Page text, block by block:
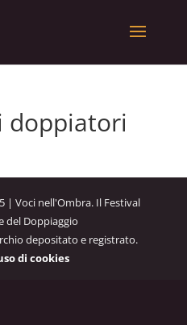
doppiatori
| Voci nell'Ombra. Il Festival
del Doppiaggio
depositato e registrato.
di cookies